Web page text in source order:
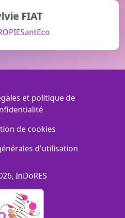
FIAT
SantEco
et politique de
de cookies
d'utilisation
InDoRES